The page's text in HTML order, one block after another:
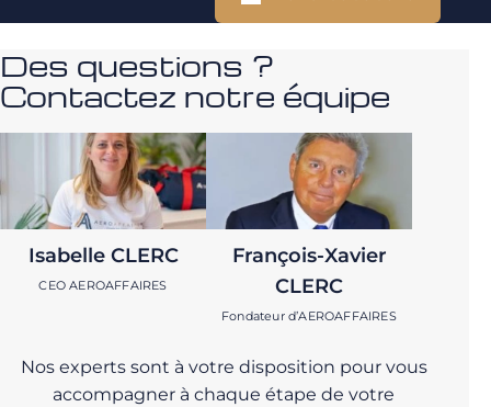
Des questions ?
Contactez notre équipe
Isabelle CLERC
CEO AEROAFFAIRES
François-Xavier
CLERC
Fondateur d’AEROAFFAIRES
Nos experts sont à votre disposition pour vous
accompagner à chaque étape de votre